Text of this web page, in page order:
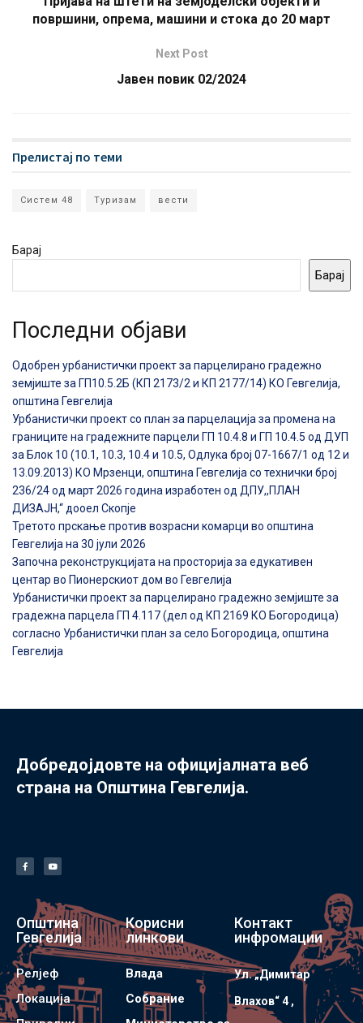
површини, опрема, машини и стока до 20 март
Next Post
Јавен повик 02/2024
Прелистај по теми
Систем 48 Туризам вести
Барај
Барај
Последни објави
Одобрен урбанистички проект за парцелирано градежно
земјиште за ГП10.5.2Б (КП 2173/2 и КП 2177/14) КО Гевгелија,
општина Гевгелија
Урбанистички проект со план за парцелација за промена на
границите на градежните парцели ГП 10.4.8 и ГП 10.4.5 од ДУП
за Блок 10 (10.1, 10.3, 10.4 и 10.5, Одлука број 07-1667/1 од 12 и
13.09.2013) КО Мрзенци, општина Гевгелија со технички број
236/24 од март 2026 година изработен од ДПУ,,ПЛАН
ДИЗАЈН,“ дооел Скопје
Третото прскање против возрасни комарци во општина
Гевгелија на 30 јули 2026
Започна реконструкцијата на просторија за едукативен
центар во Пионерскиот дом во Гевгелија
Урбанистички проект за парцелирано градежно земјиште за
градежна парцела ГП 4.117 (дел од КП 2169 КО Богородица)
согласно Урбанистички план за село Богородица, општина
Гевгелија
Добредојдовте на официјалната веб
страна на Општина Гевгелија.
Општина
Гевгелија
Релјеф
Локација
Корисни
линкови
Влада
Собрание
Контакт
инфромации
Ул. „Димитар
Влахов“ 4 ,